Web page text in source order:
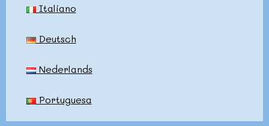
Italiano
Deutsch
Nederlands
Portuguesa